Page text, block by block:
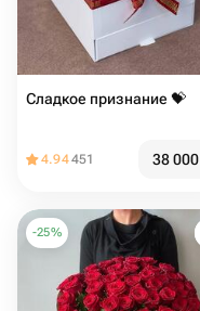
Сладкое признание 💝
4.94451 38 000
-25%